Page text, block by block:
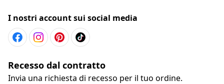
I nostri account sui social media
Recesso dal contratto
Invia una richiesta di recesso per il tuo ordine.